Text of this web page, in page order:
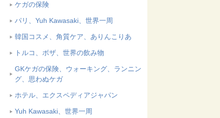
ケガの保険
パリ、Yuh Kawasaki、世界一周
韓国コスメ、角質ケア、ありんこりあ
トルコ、ボザ、世界の飲み物
GKケガの保険、ウォーキング、ランニン
グ、思わぬケガ
ホテル、エクスペディアジャパン
Yuh Kawasaki、世界一周